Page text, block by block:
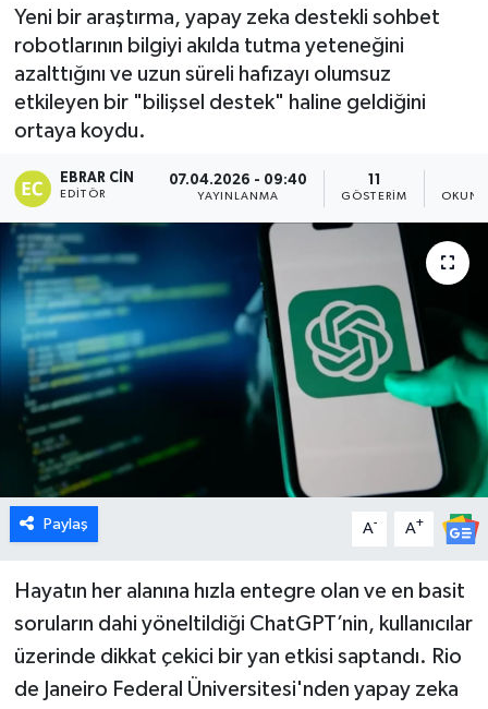
Yeni bir araştırma, yapay zeka destekli sohbet
robotlarının bilgiyi akılda tutma yeteneğini
azalttığını ve uzun süreli hafızayı olumsuz
etkileyen bir "bilişsel destek" haline geldiğini
ortaya koydu.
EBRAR CIN
EDITÖR
07.04.2026 - 09:40
YAYINLANMA GÖSTERIM
Paylaş A- A+
Hayatın her alanına hızla entegre olan ve en basit
soruların dahi yöneltildiği ChatGPT’nin, kullanıcılar
üzerinde dikkat çekici bir yan etkisi saptandı. Rio
de Janeiro Federal Üniversitesi'nden yapay zeka
Dumlupınar
Dünya
Ekonomi
Emet
Foto Galeri
Gediz
Genel
Gündem
İlçeler
Köşe Yazıları